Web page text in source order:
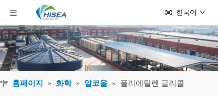
한국어
홈페이지 » 화학 » 알코올 » 폴리에틸렌 글리콜